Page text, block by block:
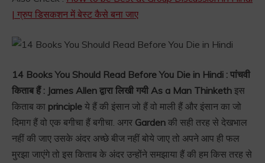
| ग्रुप डिसकशन में बेस्ट कैसे बना जाए
14 Books You Should Read Before You Die in Hindi : पांचवी
किताब हैं : James Allen द्वारा लिखी गयी As a Man Thinketh इस
किताब का principle ये हैं की इंसान जो हैं वो माली हैं और इंसान का जो
दिमाग हैं वो एक बगीचा हैं बगीचा. अगर Garden की सही तरह से देखभाल
नहीं की जाए उसके अंदर अच्छे बीज नहीं बोये जाए तो अपने आप ही फल
मुरझा जाएंगे तो इस किताब के अंदर उन्होंने समझाया हैं की हम किस तरह से